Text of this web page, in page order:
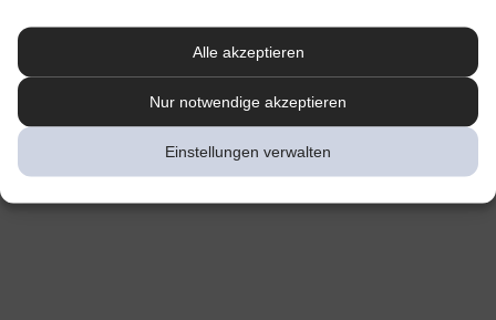
Alle akzeptieren
Nur notwendige akzeptieren
Einstellungen verwalten